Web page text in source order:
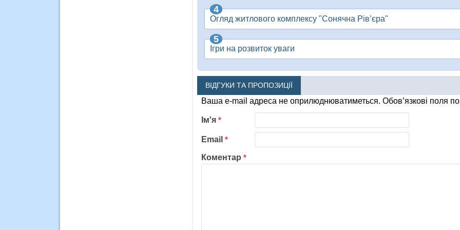
Огляд житлового комплексу "Сонячна Рів’єра"
Ігри на розвиток уваги
ВІДГУКИ ТА ПРОПОЗИЦІЇ
Ваша e-mail адреса не оприлюднюватиметься. Обов’язкові поля
Коментар *
Ім'я *
Email *